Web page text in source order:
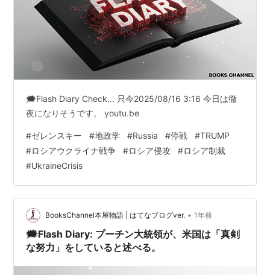
上鶴徹／前山剛久
Dステ 12th「TRUMP」 TRUTH [DVD]
Dステ 12th「TRUMP」 REVERSE [DVD]』
2015年 『TRUMP』（仮名）
を発表。
関連キーワード
リスト::TRUMPシリーズ共通用語
TRUMP
成年向け漫画家
🗯️Flash Diary Check... 只今2025/08/16 3:16 今日は徹
夜になりそうです。 youtu.be
#ゼレンスキー #地政学 #Russia #停戦 #TRUMP
#ロシアウクライナ戦争 #ロシア侵攻 #ロシア制裁
#UkraineCrisis
BooksChannel本屋物語 | はてなブログver. • 1年前
🗯️Flash Diary: プーチン大統領が、米国は「真剣
な努力」をしていると述べる。